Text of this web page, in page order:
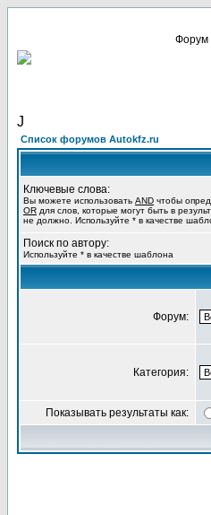
Форум
Ј
Список форумов Autokfz.ru
Ключевые слова:
Вы можете использовать AND чтобы
OR для слов, которые могут быть в
не должно. Используйте * в качестве
Поиск по автору:
Используйте * в качестве шаблона
Форум:
Категория:
Показывать результаты как: